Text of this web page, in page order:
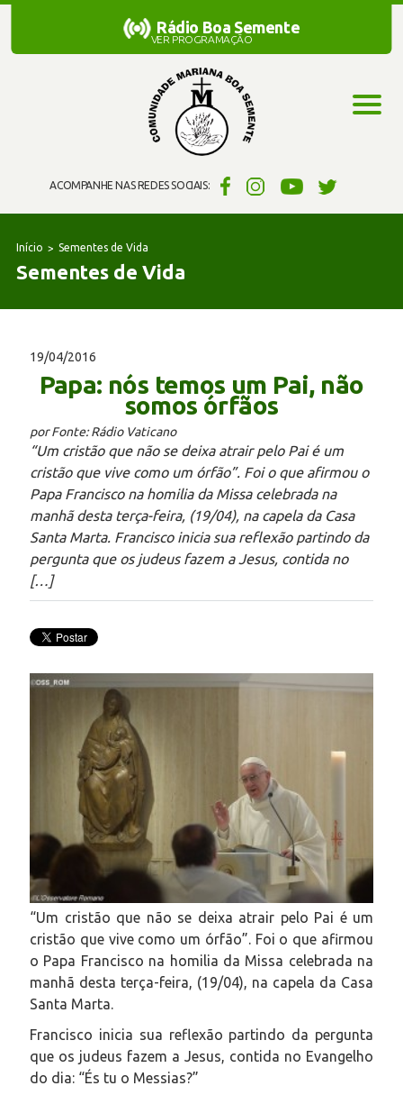
ACOMPANHE NAS REDES SOCIAIS:
Rádio Boa Semente
Rádio Boa Semente
VER PROGRAMAÇÃO
Início Sementes de Vida
Sementes de Vida
19/04/2016
Papa: nós temos um Pai, não
somos órfãos
por Fonte: Rádio Vaticano
“Um cristão que não se deixa atrair pelo Pai é um
cristão que vive como um órfão”. Foi o que afirmou o
Papa Francisco na homilia da Missa celebrada na
manhã desta terça-feira, (19/04), na capela da Casa
Santa Marta. Francisco inicia sua reflexão partindo da
pergunta que os judeus fazem a Jesus, contida no
[…]
“Um cristão que não se deixa atrair pelo Pai é um
cristão que vive como um órfão”. Foi o que afirmou
o Papa Francisco na homilia da Missa celebrada na
manhã desta terça-feira, (19/04), na capela da Casa
Santa Marta.
Francisco inicia sua reflexão partindo da pergunta
que os judeus fazem a Jesus, contida no Evangelho
do dia: “És tu o Messias?”